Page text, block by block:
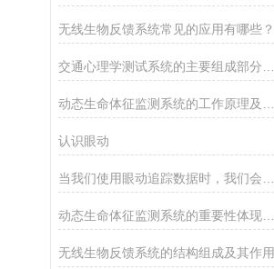
无线生物反馈系统常见的应用有哪些？
认识眼动
动态生命体征监测系统的重要性体现在哪些方面？
无线生物反馈系统的结构组成及其作用